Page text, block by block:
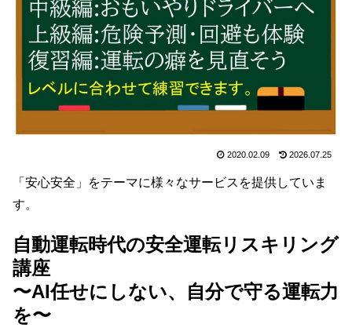
2020.02.09 2026.07.25
「安心安全」をテーマに様々なサービスを提供していま
す。
自動運転時代の安全運転リスキリング
講座
〜AI任せにしない、自分で守る運転力
を〜